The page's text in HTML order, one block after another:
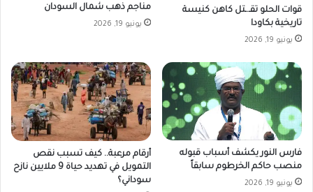
قوات الحلو تقـ.ـتل كاهن كنيسة
تاريخية بكاودا
يونيو 19, 2026
مناجم ذهب شمال السودان
يونيو 19, 2026
فارس النور يكشف أسباب قبوله
منصب حاكم الخرطوم سابقاً
يونيو 19, 2026
أرقام مرعبة.. كيف تسبب نقص
التمويل في تهديد حياة 9 ملايين نازح
سوداني؟